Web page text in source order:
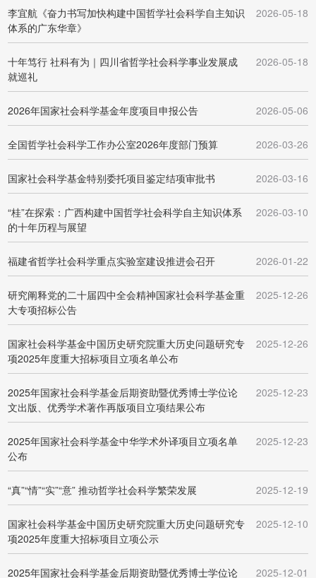
李宜航《奋力书写加快构建中国哲学社会科学自主知识
体系的广东华章》
2026-05-18
十年笃行 社科有为｜四川省哲学社会科学事业发展成
就巡礼
2026-05-18
2026年国家社会科学基金年度项目申报公告 2026-05-06
全国哲学社会科学工作办公室2026年度部门预算 2026-03-26
国家社会科学基金特别委托项目鉴定结项审批书 2026-03-16
“桂”在探索：广西构建中国哲学社会科学自主知识体系
的十年历程与展望
2026-03-10
福建省哲学社会科学重点实验室建设推进会召开 2026-01-22
研究阐释党的二十届四中全会精神国家社会科学基金重
大专项招标公告
2025-12-26
国家社会科学基金中国历史研究院重大历史问题研究专
项2025年度重大招标项目立项名单公布
2025-12-26
2025年国家社会科学基金后期资助暨优秀博士学位论
文出版、优秀学术著作再版项目立项结果公布
2025-12-23
2025年国家社会科学基金中华学术外译项目立项名单
公布
2025-12-23
“真”“情”“实”“意” 推动哲学社会科学繁荣发展 2025-12-19
国家社会科学基金中国历史研究院重大历史问题研究专
项2025年度重大招标项目立项公示
2025-12-10
2025年国家社会科学基金后期资助暨优秀博士学位论 2025-12-01